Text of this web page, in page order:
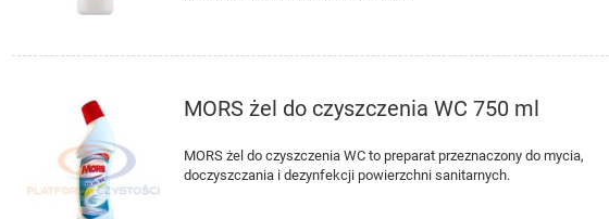
MORS żel do czyszczenia WC 750 ml
MORS żel do czyszczenia WC to preparat przeznaczony do mycia,
doczyszczania i dezynfekcji powierzchni sanitarnych.